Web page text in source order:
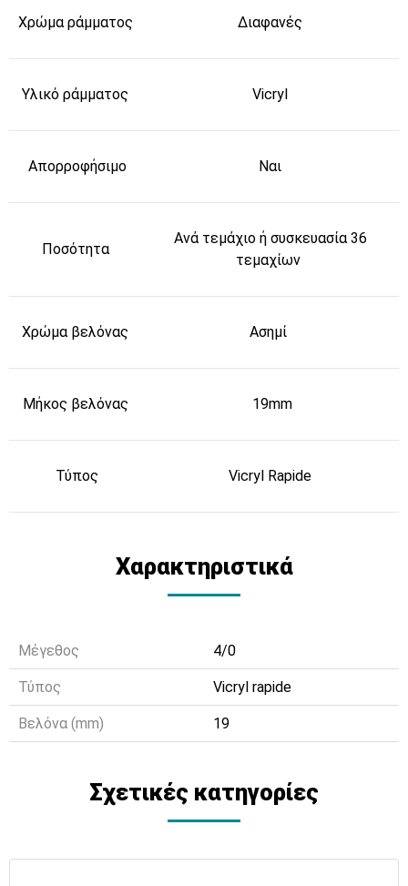
Χρώμα ράμματος Διαφανές
Υλικό ράμματος Vicryl
Απορροφήσιμο Ναι
Ποσότητα
Ανά τεμάχιο ή συσκευασία 36
τεμαχίων
Χρώμα βελόνας Ασημί
Μήκος βελόνας 19mm
Τύπος Vicryl Rapide
Χαρακτηριστικά
Μέγεθος 4/0
Τύπος Vicryl rapide
Βελόνα (mm) 19
Σχετικές κατηγορίες